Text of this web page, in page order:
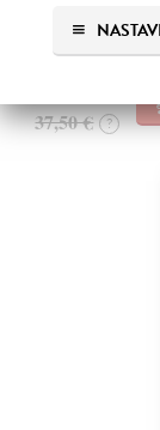
Na sklade ?
37,50 € ?